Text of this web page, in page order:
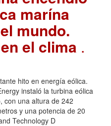
marína
mundo.
el clima .
hito en energía eólica.
instaló la turbina eólica
con una altura de 242
y una potencia de 20
Technology D